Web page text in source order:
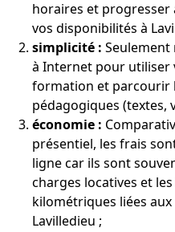
horaires et progresser
vos disponibilités à
simplicité : Seulement
à Internet pour utiliser
formation et parcourir
pédagogiques (textes,
économie :
présentiel, les frais
ligne car ils sont
charges locatives et
kilométriques liées
Lavilledieu ;